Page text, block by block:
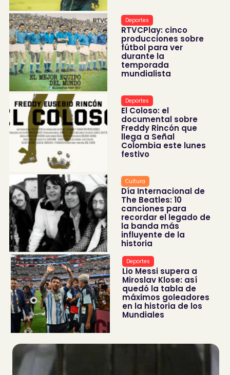
Deportes
RTVCPlay: cinco
producciones sobre
fútbol para ver
durante la
temporada
mundialista
Deportes
El Coloso: el
documental sobre
Freddy Rincón que
llega a Señal
Colombia este lunes
festivo
Cultura
Día Internacional de
The Beatles: 10
canciones para
recordar el legado de
la banda más
influyente de la
historia
Deportes
Lio Messi supera a
Miroslav Klose: así
quedó la tabla de
máximos goleadores
en la historia de los
Mundiales